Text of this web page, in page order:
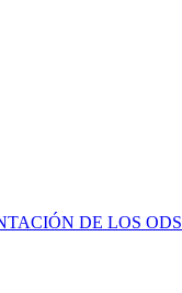
DE LOS ODS